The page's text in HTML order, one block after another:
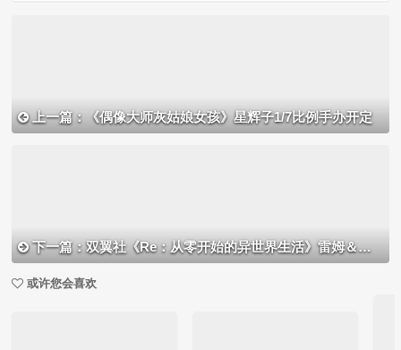
上一篇：《偶像大师灰姑娘女孩》星辉子1/7比例手办开定
下一篇：双翼社《Re：从零开始的异世界生活》雷姆＆拉姆Twins Ver.开定
或许您会喜欢